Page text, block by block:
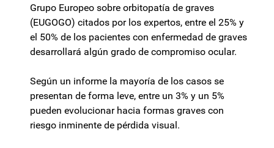
Grupo Europeo sobre orbitopatía de graves
(EUGOGO) citados por los expertos, entre el 25% y
el 50% de los pacientes con enfermedad de graves
desarrollará algún grado de compromiso ocular.
Según un informe la mayoría de los casos se
presentan de forma leve, entre un 3% y un 5%
pueden evolucionar hacia formas graves con
riesgo inminente de pérdida visual.